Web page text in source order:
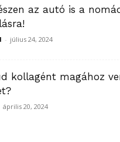
az autó is a
- július 24, 2024
kollagént magához
április 20, 2024